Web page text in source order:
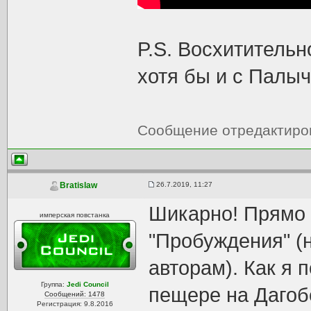
P.S.
хотя бы и с
Сообщение
Bratislaw 26.7.2019, 11:27
имперская повстанка
Группа: Jedi Council
Сообщений: 1478
Регистрация: 9.8.2016
Шикарно! Прямо
"Пробуждения"
авторам). Как я
пещере на